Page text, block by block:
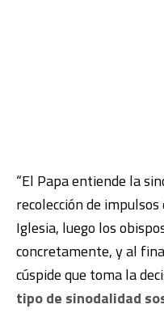
“El Papa entiende la
recolección de
Iglesia, luego los
concretamente, y al
cúspide que toma la
tipo de sinodalidad